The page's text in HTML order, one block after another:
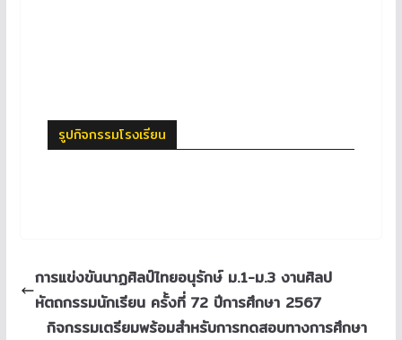
รูปกิจกรรมโรงเรียน
การแข่งขันนาฏศิลป์ไทยอนุรักษ์ ม.1-ม.3 งานศิลป
หัตถกรรมนักเรียน ครั้งที่ 72 ปีการศึกษา 2567
กิจกรรมเตรียมพร้อมสำหรับการทดสอบทางการศึกษา